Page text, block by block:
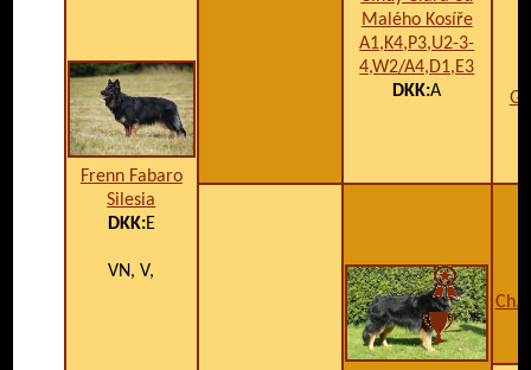
Frenn Fabaro
Silesia
DKK:E
VN, V,
Malého Kosíře
A1,K4,P3,U2-3-
4,W2/A4,D1,E3
DKK:A
Ch.,